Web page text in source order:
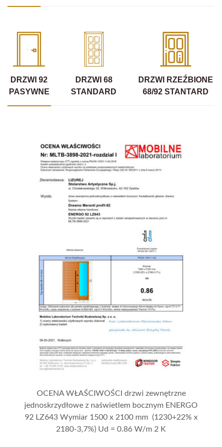
DRZWI 92
PASYWNE
DRZWI 68
STANDARD
DRZWI RZEŹBIONE
68/92 STANTARD
OCENA WŁAŚCIWOŚCI drzwi zewnętrzne
jednoskrzydłowe z naświetlem bocznym ENERGO
92 LZ643 Wymiar 1500 x 2100 mm (1230+22% x
2180-3,7%) Ud = 0.86 W/m 2 K